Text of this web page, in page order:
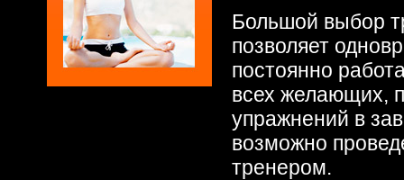
Большой выбор
позволяет
постоянно
всех желающих,
упражнений в
возможно
тренером.